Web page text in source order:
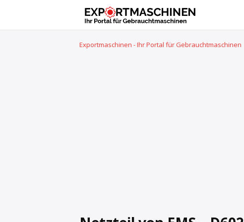
Exportmaschinen - Ihr Portal für Gebrauchtmaschinen